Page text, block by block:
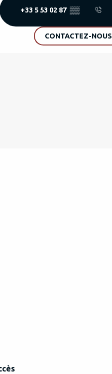
+33 5 53 02 87 ▒▒
CONTACTEZ-NOUS